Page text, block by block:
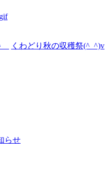
くわどり秋の収穫祭(^_^)v
らせ